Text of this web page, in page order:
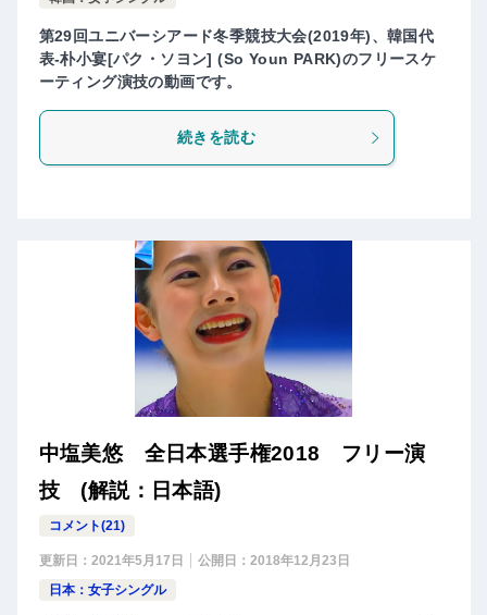
第29回ユニバーシアード冬季競技大会(2019年)、韓国代
表-朴小宴[パク・ソヨン] (So Youn PARK)のフリースケ
ーティング演技の動画です。
続きを読む
中塩美悠 全日本選手権2018 フリー演
技 (解説：日本語)
コメント(21)
更新日： 2021年5月17日 公開日： 2018年12月23日
日本：女子シングル